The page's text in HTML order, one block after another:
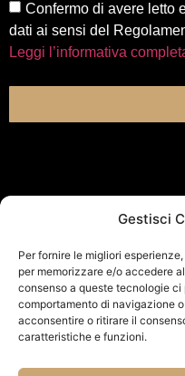
Gestisci
Per fornire le migliori
per memorizzare e/o accedere
consenso a queste tecnologie
comportamento di navigazione
acconsentire o ritirare il
caratteristiche e funzioni.
Confermo di avere letto
dati ai sensi del
Leggi l’informativa